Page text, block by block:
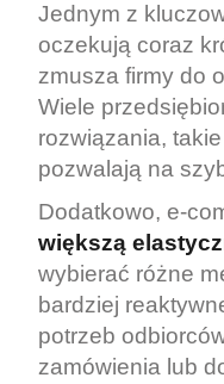
Jednym z
oczekują coraz
zmusza firmy do
Wiele
rozwiązania,
pozwalają na
Dodatkowo, e-
większą
wybierać różne
bardziej
potrzeb
zamówienia lub